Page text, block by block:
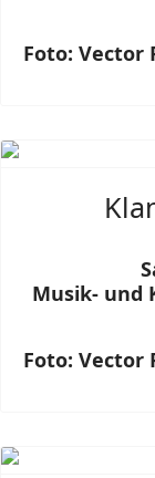
Foto: Vector
Musik- und
Foto: Vector